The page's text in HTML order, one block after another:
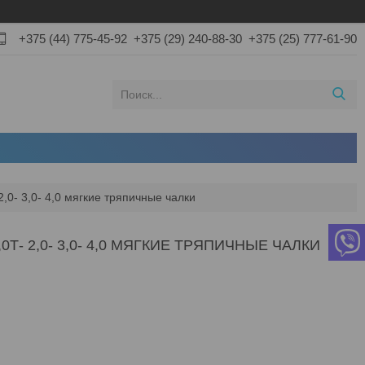
+375 (44) 775-45-92 +375 (29) 240-88-30 +375 (25) 777-61-90
3,0- 4,0 мягкие тряпичные чалки
2,0- 3,0- 4,0 МЯГКИЕ ТРЯПИЧНЫЕ ЧАЛКИ